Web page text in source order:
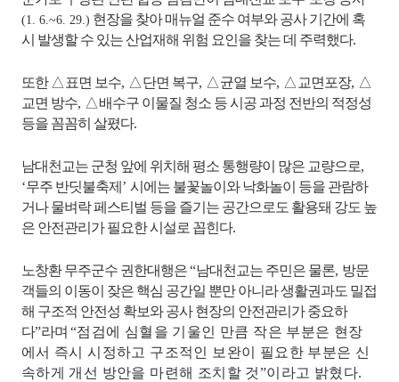
(1. 6.~6. 29.) 현장을 찾아 매뉴얼 준수 여부와 공사 기간에 혹
시 발생할 수 있는 산업재해 위험 요인을 찾는 데 주력했다.
또한 △ 표면 보수, △단면 복구, △균열 보수, △ 교면포장, △
교면 방수, △배수구 이물질 청소 등 시공 과정 전반의 적정성
등을 꼼꼼히 살폈다.
남대천교는 군청 앞에 위치해 평소 통행량이 많은 교량으로,
‘무주 반딧불축제 ’ 시에는 불꽃놀이와 낙화놀이 등을 관람하
거나 물벼락 페스티벌 등을 즐기는 공간으로도 활용돼 강도 높
은 안전관리가 필요한 시설로 꼽힌다.
노창환 무주군수 권한대행은“남대천교는 주민은 물론, 방문
객들의 이동이 잦은 핵심 공간일 뿐만 아니라 생활권과도 밀접
해 구조적 안전성 확보와 공사 현장의 안전관리가 중요하
다”라며 “점검에 심혈을 기울인 만큼 작은 부분은 현장
에서 즉시 시정하고 구조적인 보완이 필요한 부분은 신
속하게 개선 방안을 마련해 조치할 것”이라고 밝혔다.